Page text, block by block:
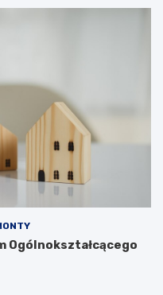
Ogólnokształcącego